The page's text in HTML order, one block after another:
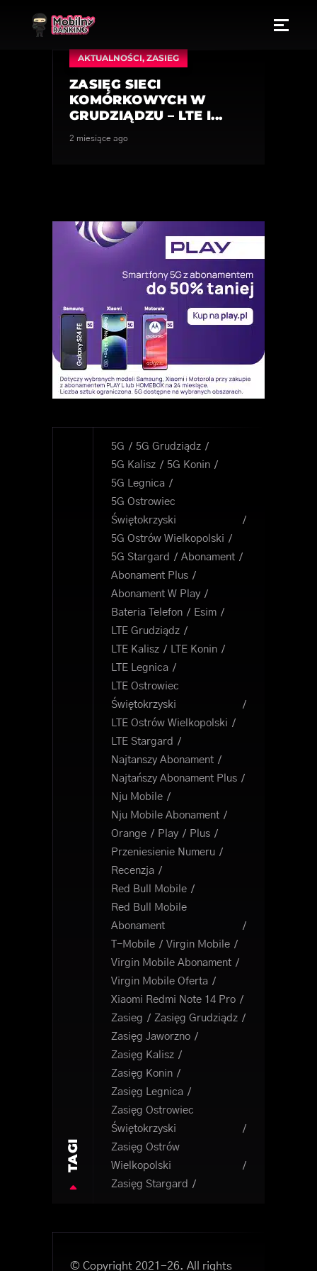
AKTUALNOŚCI,ZASIEG
ZASIĘG SIECI
KOMÓRKOWYCH W
GRUDZIĄDZU – LTE I...
2 miesiące ago
TAGI
5G
5G Grudziądz
5G Kalisz
5G Konin
5G Legnica
5G Ostrowiec
Świętokrzyski
5G Ostrów Wielkopolski
5G Stargard
Abonament
Abonament Plus
Abonament W Play
Bateria Telefon
Esim
LTE Grudziądz
LTE Kalisz
LTE Konin
LTE Legnica
LTE Ostrowiec
Świętokrzyski
LTE Ostrów Wielkopolski
LTE Stargard
Najtanszy Abonament
Najtańszy Abonament Plus
Nju Mobile
Nju Mobile Abonament
Orange
Play
Plus
Przeniesienie Numeru
Recenzja
Red Bull Mobile
Red Bull Mobile
Abonament
T-Mobile
Virgin Mobile
Virgin Mobile Abonament
Virgin Mobile Oferta
Xiaomi Redmi Note 14 Pro
Zasieg
Zasięg Grudziądz
Zasięg Jaworzno
Zasięg Kalisz
Zasięg Konin
Zasięg Legnica
Zasięg Ostrowiec
Świętokrzyski
Zasięg Ostrów
Wielkopolski
Zasięg Stargard
© Copyright 2021-26. All rights